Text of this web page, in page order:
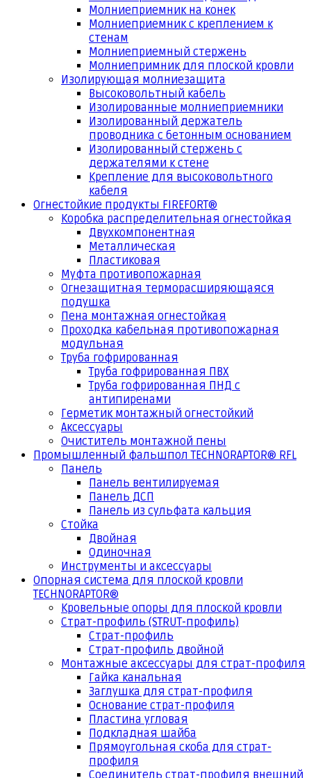
Молниеприемник на конек
Молниеприемник с креплением к
стенам
Молниеприемный стержень
Молниепримник для плоской кровли
Изолирующая молниезащита
Высоковольтный кабель
Изолированные молниеприемники
Изолированный держатель
проводника с бетонным основанием
Изолированный стержень с
держателями к стене
Крепление для высоковольтного
кабеля
Огнестойкие продукты FIREFORT®
Коробка распределительная огнестойкая
Двухкомпонентная
Металлическая
Пластиковая
Муфта противопожарная
Огнезащитная терморасширяющаяся
подушка
Пена монтажная огнестойкая
Проходка кабельная противопожарная
модульная
Труба гофрированная
Труба гофрированная ПВХ
Труба гофрированная ПНД с
антипиренами
Герметик монтажный огнестойкий
Аксессуары
Очиститель монтажной пены
Промышленный фальшпол TECHNORAPTOR® RFL
Панель
Панель вентилируемая
Панель ДСП
Панель из сульфата кальция
Стойка
Двойная
Одиночная
Инструменты и аксессуары
Опорная система для плоской кровли
TECHNORAPTOR®
Кровельные опоры для плоской кровли
Страт-профиль (STRUT-профиль)
Страт-профиль
Страт-профиль двойной
Монтажные аксессуары для страт-профиля
Гайка канальная
Заглушка для страт-профиля
Основание страт-профиля
Пластина угловая
Подкладная шайба
Прямоугольная скоба для страт-
профиля
Соединитель страт-профиля внешний